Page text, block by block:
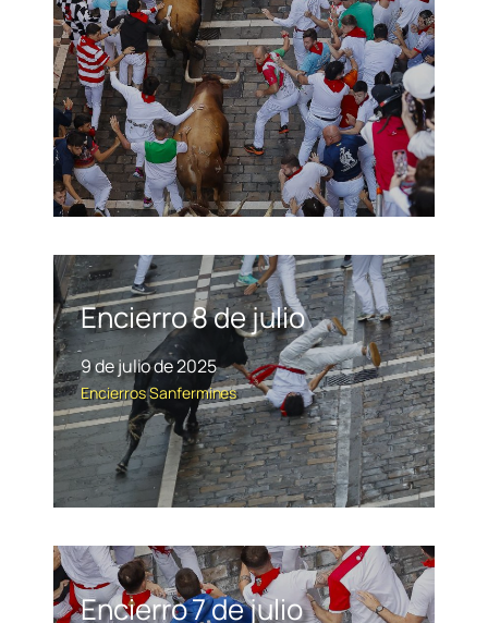
Encierro 8 de julio
9 de julio de 2025
Encierros Sanfermines
Encierro 7 de julio